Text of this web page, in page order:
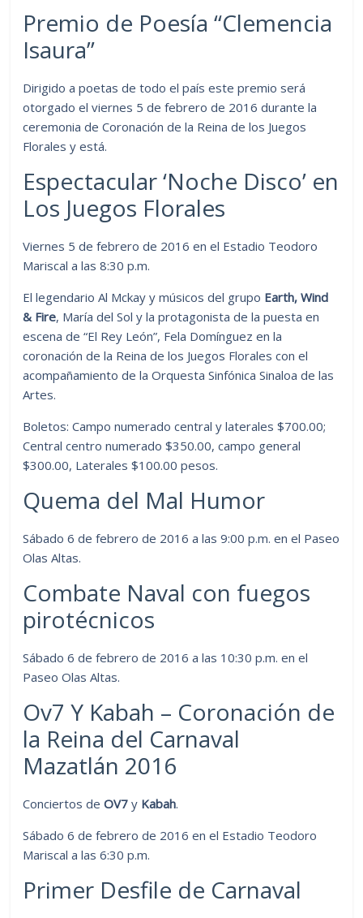
Premio de Poesía “Clemencia
Isaura”
Dirigido a poetas de todo el país este premio será
otorgado el viernes 5 de febrero de 2016 durante la
ceremonia de Coronación de la Reina de los Juegos
Florales y está.
Espectacular ‘Noche Disco’ en
Los Juegos Florales
Viernes 5 de febrero de 2016 en el Estadio Teodoro
Mariscal a las 8:30 p.m.
El legendario Al Mckay y músicos del grupo Earth, Wind
& Fire, María del Sol y la protagonista de la puesta en
escena de “El Rey León”, Fela Domínguez en la
coronación de la Reina de los Juegos Florales con el
acompañamiento de la Orquesta Sinfónica Sinaloa de las
Artes.
Boletos: Campo numerado central y laterales $700.00;
Central centro numerado $350.00, campo general
$300.00, Laterales $100.00 pesos.
Quema del Mal Humor
Sábado 6 de febrero de 2016 a las 9:00 p.m. en el Paseo
Olas Altas.
Combate Naval con fuegos
pirotécnicos
Sábado 6 de febrero de 2016 a las 10:30 p.m. en el
Paseo Olas Altas.
Ov7 Y Kabah – Coronación de
la Reina del Carnaval
Mazatlán 2016
Conciertos deOV7 y Kabah.
Sábado 6 de febrero de 2016 en el Estadio Teodoro
Mariscal a las 6:30 p.m.
Primer Desfile de Carnaval